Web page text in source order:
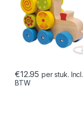
€12.95 per stuk. Incl.
BTW